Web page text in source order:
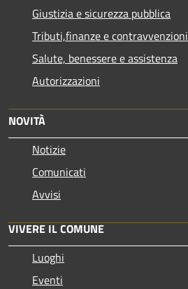
Giustizia e sicurezza pubblica
Tributi,finanze e contravvenzioni
Salute, benessere e assistenza
Autorizzazioni
NOVITÀ
Notizie
Comunicati
Avvisi
VIVERE IL COMUNE
Luoghi
Eventi